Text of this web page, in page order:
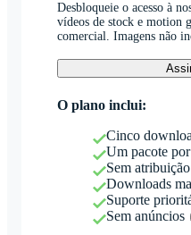
Desbloqueie o acesso à
vídeos de stock e motion
comercial. Imagens não
O plano inclui:
Cinco
Um pacote
Sem
Downloads
Suporte
Sem anúncios